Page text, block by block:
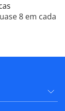
8 em cada